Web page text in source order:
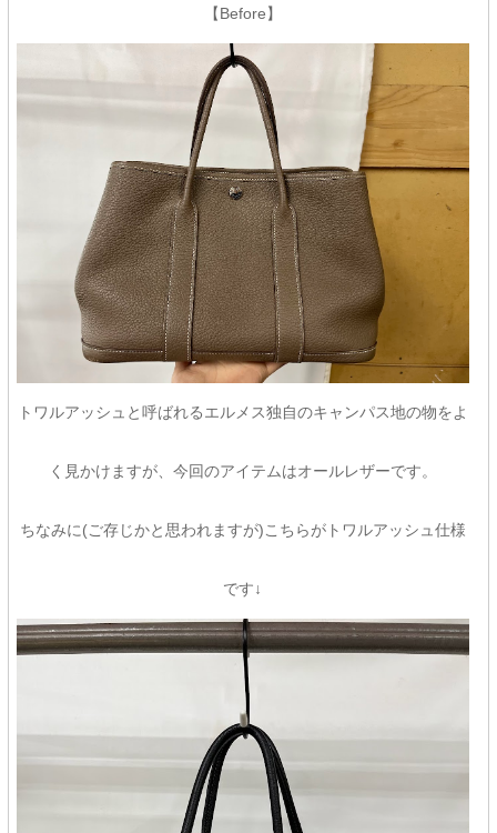
【Before】
トワルアッシュと呼ばれるエルメス独自のキャンパス地の物をよ
く見かけますが、今回のアイテムはオールレザーです。
ちなみに(ご存じかと思われますが)こちらがトワルアッシュ仕様
です↓